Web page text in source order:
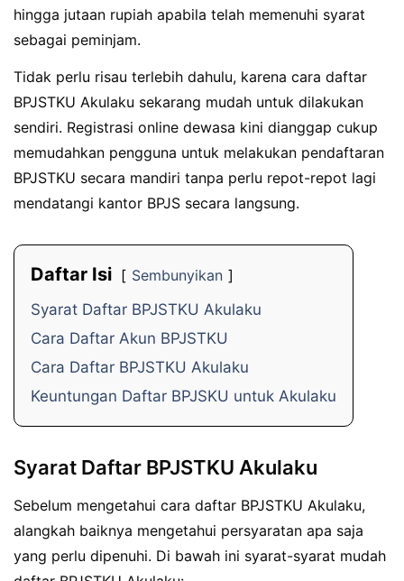
hingga jutaan rupiah apabila telah memenuhi syarat
sebagai peminjam.
Tidak perlu risau terlebih dahulu, karena cara daftar
BPJSTKU Akulaku sekarang mudah untuk dilakukan
sendiri. Registrasi online dewasa kini dianggap cukup
memudahkan pengguna untuk melakukan pendaftaran
BPJSTKU secara mandiri tanpa perlu repot-repot lagi
mendatangi kantor BPJS secara langsung.
Daftar Isi
Sembunyikan
Syarat Daftar BPJSTKU Akulaku
Cara Daftar Akun BPJSTKU
Cara Daftar BPJSTKU Akulaku
Keuntungan Daftar BPJSKU untuk Akulaku
Syarat Daftar BPJSTKU Akulaku
Sebelum mengetahui cara daftar BPJSTKU Akulaku,
alangkah baiknya mengetahui persyaratan apa saja
yang perlu dipenuhi. Di bawah ini syarat-syarat mudah